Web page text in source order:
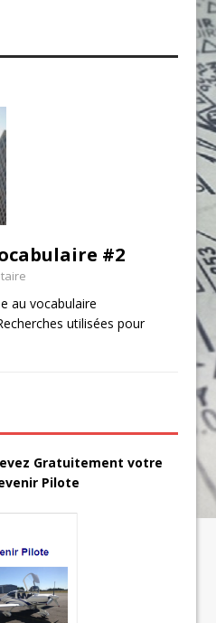
#2
au vocabulaire
utilisées pour
Gratuitement votre
Pilote